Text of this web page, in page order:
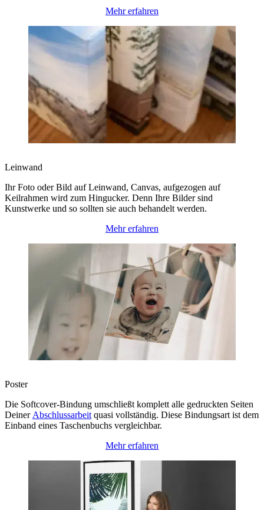
Mehr erfahren
Leinwand
Ihr Foto oder Bild auf Leinwand, Canvas, aufgezogen auf
Keilrahmen wird zum Hingucker. Denn Ihre Bilder sind
Kunstwerke und so sollten sie auch behandelt werden.
Mehr erfahren
Poster
Die Softcover-Bindung umschließt komplett alle gedruckten Seiten
Deiner Abschlussarbeit quasi vollständig. Diese Bindungsart ist dem
Einband eines Taschenbuchs vergleichbar.
Mehr erfahren